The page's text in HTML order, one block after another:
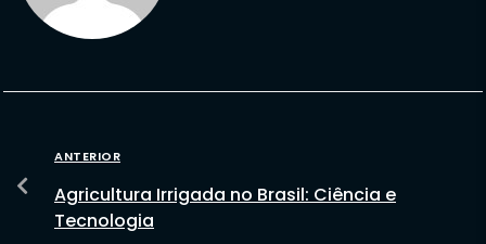
ANTERIOR
Agricultura Irrigada no Brasil: Ciência e
Tecnologia